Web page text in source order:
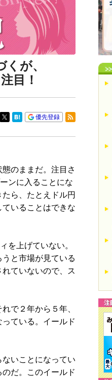
が、
目！
優先登録
のままだ。注目さ
ンに入ることにな
ら、たとえドル円
いることはできな
を上げていない。
と市場が見ている
ていないので、ス
で２年から５年、
ている。イールド
いことになってい
だ。このイールド